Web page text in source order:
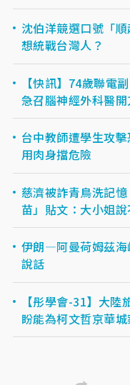
沈伯洋競選口號「
想統戰台灣人？
【快訊】74歲聯電
急召腦神經外科醫開
台中教師遭學生攻
用肉身擋危險
慈濟被詐青鳥洗記
苗」貼文：大小姐
伊朗—阿曼荷姆茲
說話
【彤學會-31】大
盼能為柯文哲京華